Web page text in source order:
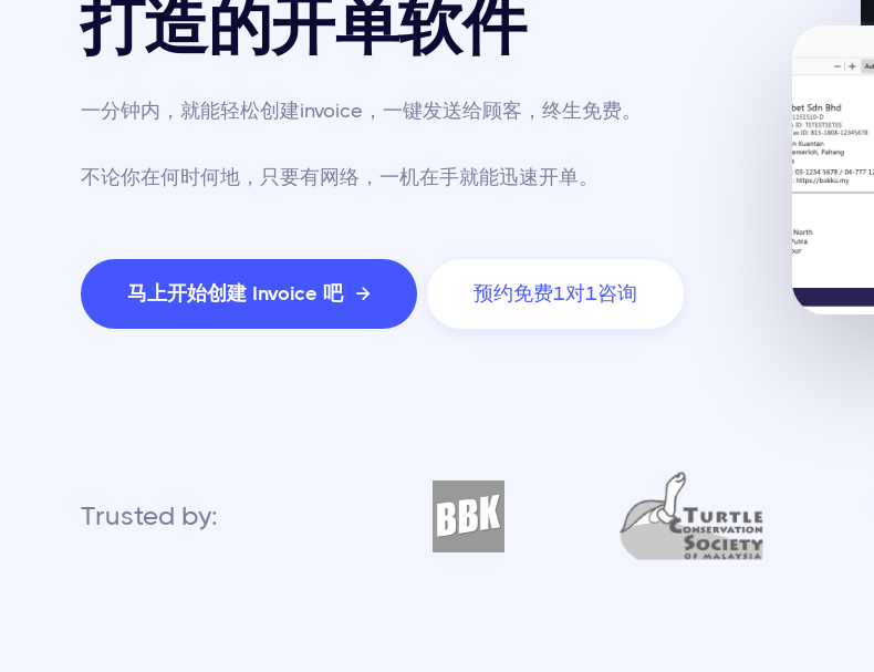
打造的开单软件
一分钟内，就能轻松创建invoice，一键发送给顾客，终生免费。
不论你在何时何地，只要有网络，一机在手就能迅速开单。
马上开始创建 Invoice 吧  预约免费1对1咨询
Trusted by: